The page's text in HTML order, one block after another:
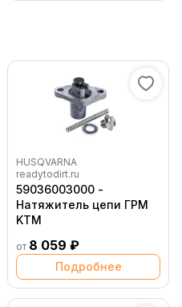
HUSQVARNA
readytodirt.ru
59036003000 -
Натяжитель цепи ГРМ
KTM
от 8 059 ₽
Подробнее